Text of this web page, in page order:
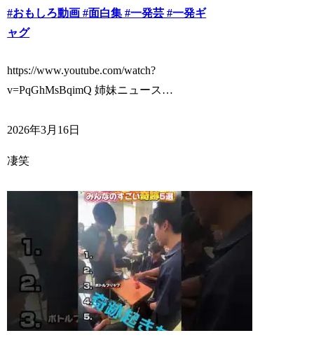
#おもしろ動画 #面白集 #一発芸 #一発ギ
ャグ
https://www.youtube.com/watch?
v=PqGhMsBqimQ 姉妹ニュース…
2026年3月16日
凄笑